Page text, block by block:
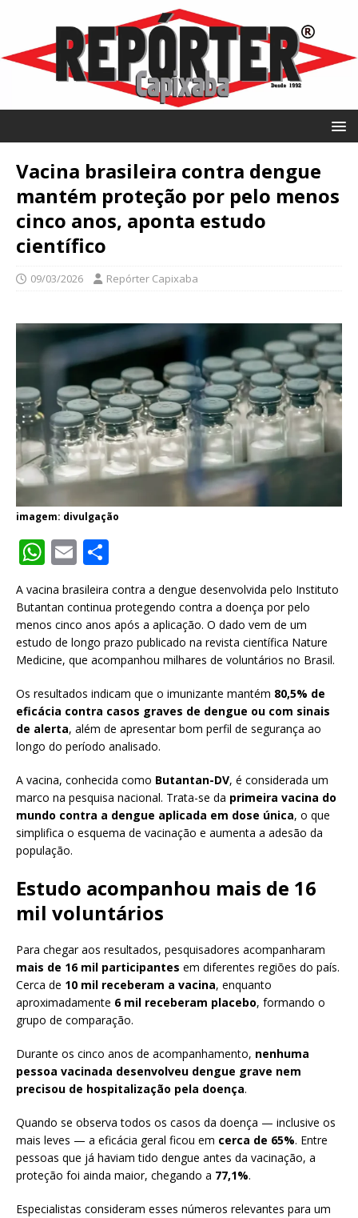
Vacina brasileira contra dengue
mantém proteção por pelo menos
cinco anos, aponta estudo
científico
09/03/2026 Repórter Capixaba
imagem: divulgação
W
h
at
s
A
p
p
E
m
ai
l
ar
e
A vacina brasileira contra a dengue desenvolvida pelo Instituto
Butantan continua protegendo contra a doença por pelo
menos cinco anos após a aplicação. O dado vem de um
estudo de longo prazo publicado na revista científica Nature
Medicine, que acompanhou milhares de voluntários no Brasil.
Os resultados indicam que o imunizante mantém 80,5% de
eficácia contra casos graves de dengue ou com sinais
de alerta, além de apresentar bom perfil de segurança ao
longo do período analisado.
A vacina, conhecida como Butantan-DV, é considerada um
marco na pesquisa nacional. Trata-se da primeira vacina do
mundo contra a dengue aplicada em dose única, o que
simplifica o esquema de vacinação e aumenta a adesão da
população.
Estudo acompanhou mais de 16
mil voluntários
Para chegar aos resultados, pesquisadores acompanharam
mais de 16 mil participantes em diferentes regiões do país.
Cerca de 10 mil receberam a vacina, enquanto
aproximadamente 6 mil receberam placebo, formando o
grupo de comparação.
Durante os cinco anos de acompanhamento, nenhuma
pessoa vacinada desenvolveu dengue grave nem
precisou de hospitalização pela doença.
Quando se observa todos os casos da doença — inclusive os
mais leves — a eficácia geral ficou em cerca de 65%. Entre
pessoas que já haviam tido dengue antes da vacinação, a
proteção foi ainda maior, chegando a 77,1%.
Especialistas consideram esses números relevantes para um